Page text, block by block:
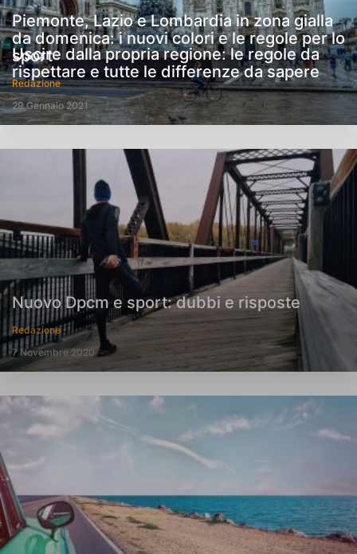
Piemonte, Lazio e Lombardia in zona gialla
da domenica: i nuovi colori e le regole per lo
sport
Redazione
29 Gennaio 2021
Nuovo Dpcm e sport: dubbi e risposte
Redazione
7 Novembre 2020
Uscire dalla propria regione: le regole da
rispettare e tutte le differenze da sapere